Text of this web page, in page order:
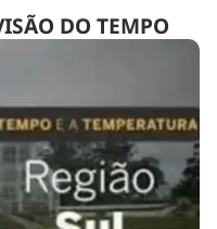
DO TEMPO